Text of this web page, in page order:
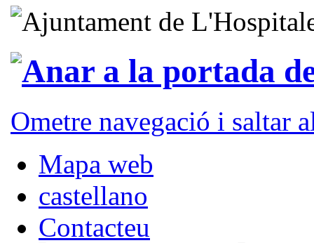
Ometre navegació i saltar
Mapa web
castellano
Contacteu